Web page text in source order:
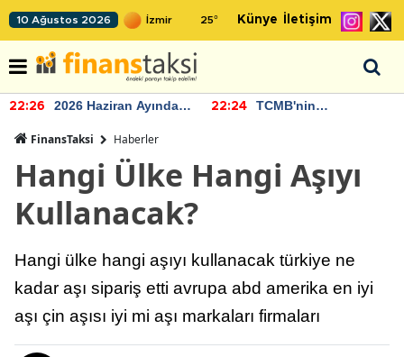
10 Ağustos 2026 25° Künye İletişim
22:26
2026 Haziran Ayında
22:24
TCMB'nin
FinansTaksi Haberler
Hangi Ülke Hangi Aşıyı
Kullanacak?
Hangi ülke hangi aşıyı kullanacak türkiye ne
kadar aşı sipariş etti avrupa abd amerika en iyi
aşı çin aşısı iyi mi aşı markaları firmaları